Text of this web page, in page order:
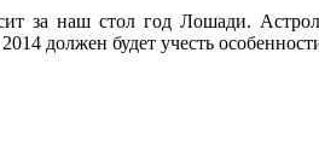
за наш стол год Лошади.
должен будет учесть